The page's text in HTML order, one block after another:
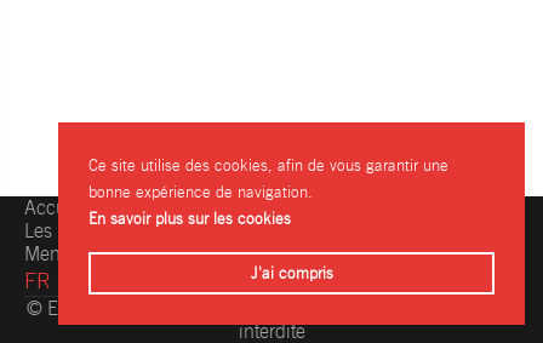
Accueil
Les restaurants
Mentions légales
Une question, une info ?
Contactez-nous
FR
© Eating.be 2004-2026 - Toute reproduction même partielle
interdite
Ce site utilise des cookies, afin de vous garantir une
bonne expérience de navigation.
En savoir plus sur les cookies
J'ai compris